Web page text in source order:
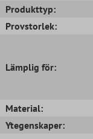
Produkttyp:
Provstorlek:
Lämplig för:
Material:
Ytegenskaper: